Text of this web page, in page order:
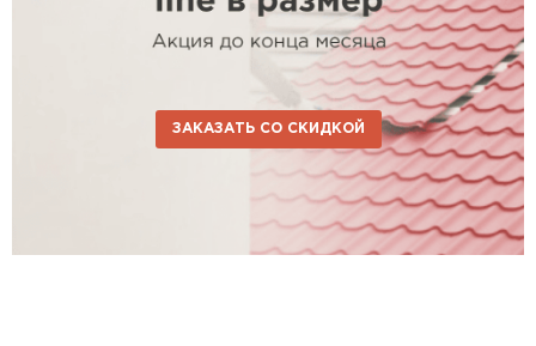
ЗАКАЗАТЬ СО СКИДКОЙ